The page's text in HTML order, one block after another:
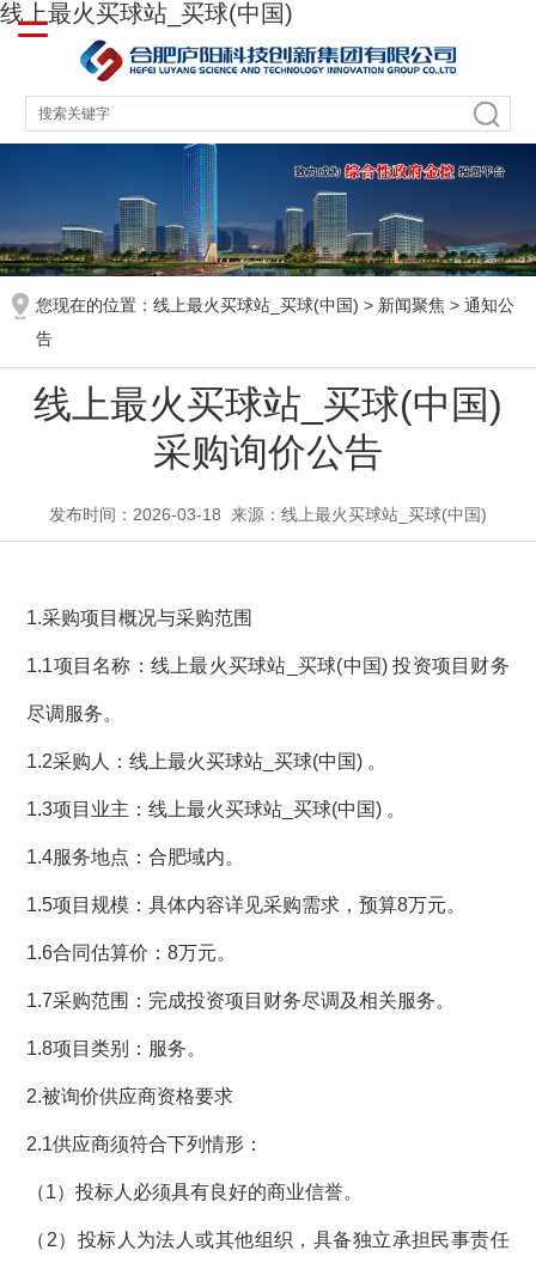
线上最火买球站_买球(中国)
您现在的位置： 线上最火买球站_买球(中国) > 新闻聚焦 > 通知公
告
线上最火买球站_买球(中国)
采购询价公告
发布时间：2026-03-18 来源：线上最火买球站_买球(中国)
1.采购项目概况与采购范围
1.1项目名称：线上最火买球站_买球(中国) 投资项目财务
尽调服务。
1.2采购人：线上最火买球站_买球(中国) 。
1.3项目业主：线上最火买球站_买球(中国) 。
1.4服务地点：合肥域内。
1.5项目规模：具体内容详见采购需求，预算8万元。
1.6合同估算价：8万元。
1.7采购范围：完成投资项目财务尽调及相关服务。
1.8项目类别：服务。
2.被询价供应商资格要求
2.1供应商须符合下列情形：
（1）投标人必须具有良好的商业信誉。
（ 2） 投标人为法人或其他组织，具备独立承担民事责任